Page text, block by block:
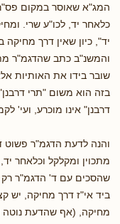
המג"א שאוסר במקום
כלאחר יד, לכו"ע שרי.
יד", כיון שאין דרך
והמשנ"ב כתב שהדגמ"ר
שובר בידו את האותיות
בזה הוא משום "תרי
דרבנן" אינו מוכרע, ועי'
והנה לדעת הדגמ"ר פשוט
מתכוין ומקלקל וכלאחר
שהסכים עם ד' הדגמ"ר רק
ביד אי"ז דרך מחיקה, יש
מחיקה, (אף שהדעת נוטה